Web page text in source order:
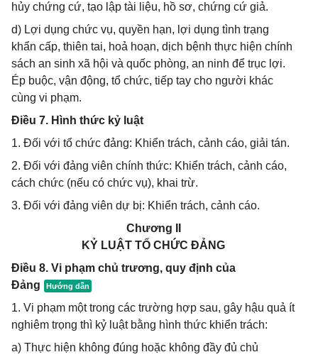
hủy chứng cứ, tạo lập tài liệu, hồ sơ, chứng cứ giả.
d) Lợi dụng chức vụ, quyền hạn, lợi dụng tình trạng
khẩn cấp, thiên tai, hoả hoạn, dịch bệnh thực hiện chính
sách an sinh xã hội và quốc phòng, an ninh để trục lợi.
Ép buộc, vận động, tổ chức, tiếp tay cho người khác
cùng vi phạm.
Điều 7. Hình thức kỷ luật
1. Đối với tổ chức đảng: Khiển trách, cảnh cáo, giải tán.
2. Đối với đảng viên chính thức: Khiển trách, cảnh cáo,
cách chức (nếu có chức vụ), khai trừ.
3. Đối với đảng viên dự bị: Khiển trách, cảnh cáo.
Chương II
KỶ LUẬT TỔ CHỨC ĐẢNG
Điều 8. Vi phạm chủ trương, quy định của
Đảng
1. Vi phạm một trong các trường hợp sau, gây hậu quả ít
nghiêm trọng thì kỷ luật bằng hình thức khiển trách:
a) Thực hiện không đúng hoặc không đầy đủ chủ